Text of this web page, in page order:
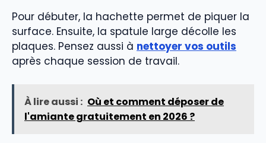
Pour débuter, la hachette permet de piquer la
surface. Ensuite, la spatule large décolle les
plaques. Pensez aussi à nettoyer vos outils
après chaque session de travail.
À lire aussi : Où et comment déposer de
l'amiante gratuitement en 2026 ?